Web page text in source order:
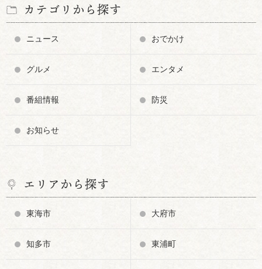
カテゴリから探す
ニュース おでかけ
グルメ エンタメ
番組情報 防災
お知らせ
エリアから探す
東海市 大府市
知多市 東浦町